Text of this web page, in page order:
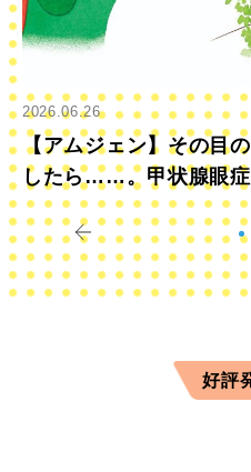
2026.06.26
【アムジェン】その目
したら……。甲状腺眼症
すか？
好評